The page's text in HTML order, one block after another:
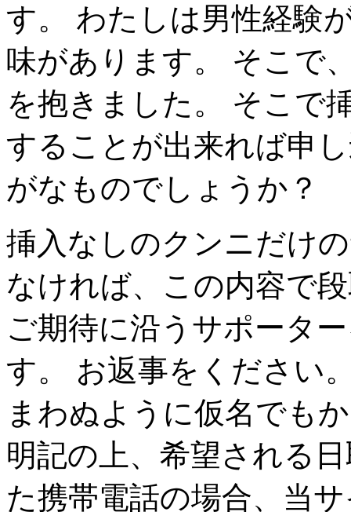
す。 わたしは男性経験
味があります。 そこで
を抱きました。 そこで
することが出来れば申
がなものでしょうか？
挿入なしのクンニだけ
なければ、この内容で
ご期待に沿うサポータ
す。 お返事をください
まわぬように仮名でも
明記の上、希望される
た携帯電話の場合、当